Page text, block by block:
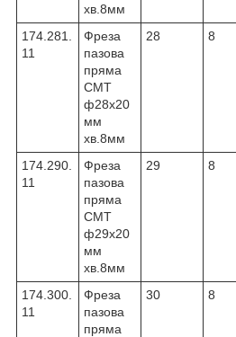
хв.8мм
174.281.
11
Фреза
пазова
пряма
CMT
ф28х20
мм
хв.8мм
28 8
174.290.
11
Фреза
пазова
пряма
CMT
ф29х20
мм
хв.8мм
29 8
174.300.
11
Фреза
пазова
пряма
30 8